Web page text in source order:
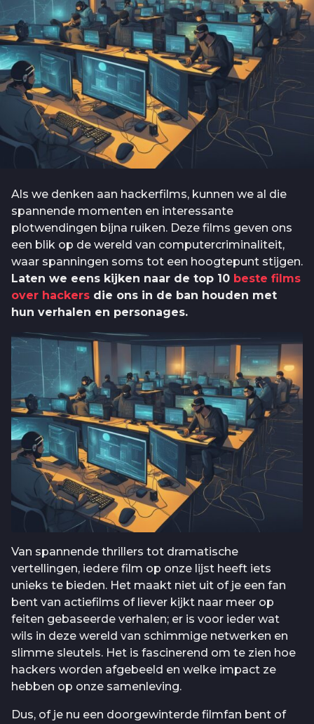
o
Als we denken aan hackerfilms, kunnen we al die
spannende momenten en interessante
plotwendingen bijna ruiken. Deze films geven ons
een blik op de wereld van computercriminaliteit,
waar spanningen soms tot een hoogtepunt stijgen.
Laten we eens kijken naar de top 10 beste films
over hackers die ons in de ban houden met
hun verhalen en personages.
Van spannende thrillers tot dramatische
vertellingen, iedere film op onze lijst heeft iets
unieks te bieden. Het maakt niet uit of je een fan
bent van actiefilms of liever kijkt naar meer op
feiten gebaseerde verhalen; er is voor ieder wat
wils in deze wereld van schimmige netwerken en
slimme sleutels. Het is fascinerend om te zien hoe
hackers worden afgebeeld en welke impact ze
hebben op onze samenleving.
Dus, of je nu een doorgewinterde filmfan bent of